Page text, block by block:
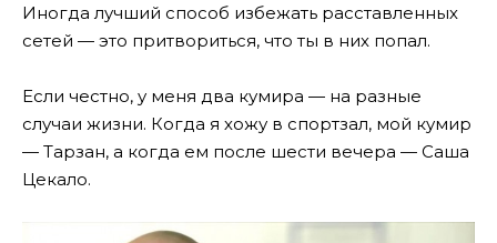
Иногда лучший способ избежать расставленных
сетей — это притвориться, что ты в них попал.
Если честно, у меня два кумира — на разные
случаи жизни. Когда я хожу в спортзал, мой кумир
— Тарзан, а когда ем после шести вечера — Саша
Цекало.